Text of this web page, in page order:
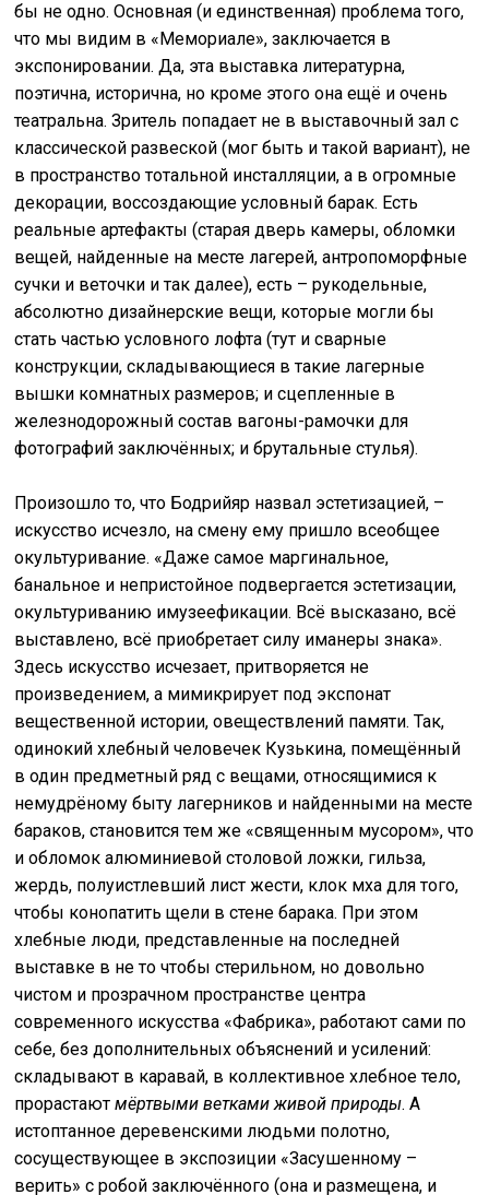
бы не одно. Основная (и единственная) проблема того,
что мы видим в «Мемориале», заключается в
экспонировании. Да, эта выставка литературна,
поэтична, исторична, но кроме этого она ещё и очень
театральна. Зритель попадает не в выставочный зал с
классической развеской (мог быть и такой вариант), не
в пространство тотальной инсталляции, а в огромные
декорации, воссоздающие условный барак. Есть
реальные артефакты (старая дверь камеры, обломки
вещей, найденные на месте лагерей, антропоморфные
сучки и веточки и так далее), есть – рукодельные,
абсолютно дизайнерские вещи, которые могли бы
стать частью условного лофта (тут и сварные
конструкции, складывающиеся в такие лагерные
вышки комнатных размеров; и сцепленные в
железнодорожный состав вагоны-рамочки для
фотографий заключённых; и брутальные стулья).
Произошло то, что Бодрийяр назвал эстетизацией, –
искусство исчезло, на смену ему пришло всеобщее
окультуривание. «Даже самое маргинальное,
банальное и непристойное подвергается эстетизации,
окультуриванию имузеефикации. Всё высказано, всё
выставлено, всё приобретает силу иманеры знака».
Здесь искусство исчезает, притворяется не
произведением, а мимикрирует под экспонат
вещественной истории, овеществлений памяти. Так,
одинокий хлебный человечек Кузькина, помещённый
в один предметный ряд с вещами, относящимися к
немудрёному быту лагерников и найденными на месте
бараков, становится тем же «священным мусором», что
и обломок алюминиевой столовой ложки, гильза,
жердь, полуистлевший лист жести, клок мха для того,
чтобы конопатить щели в стене барака. При этом
хлебные люди, представленные на последней
выставке в не то чтобы стерильном, но довольно
чистом и прозрачном пространстве центра
современного искусства «Фабрика», работают сами по
себе, без дополнительных объяснений и усилений:
складывают в каравай, в коллективное хлебное тело,
прорастаютмёртвыми ветками живой природы. А
истоптанное деревенскими людьми полотно,
сосуществующее в экспозиции «Засушенному –
верить» с робой заключённого (она и размещена, и